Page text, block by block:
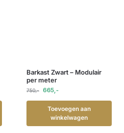
Barkast Zwart – Modulair
per meter
750,- 665,-
Toevoegen aan
winkelwagen